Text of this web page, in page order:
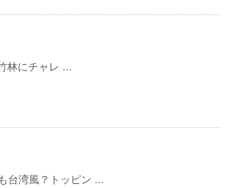
林にチャレ ...
台湾風？トッピン ...